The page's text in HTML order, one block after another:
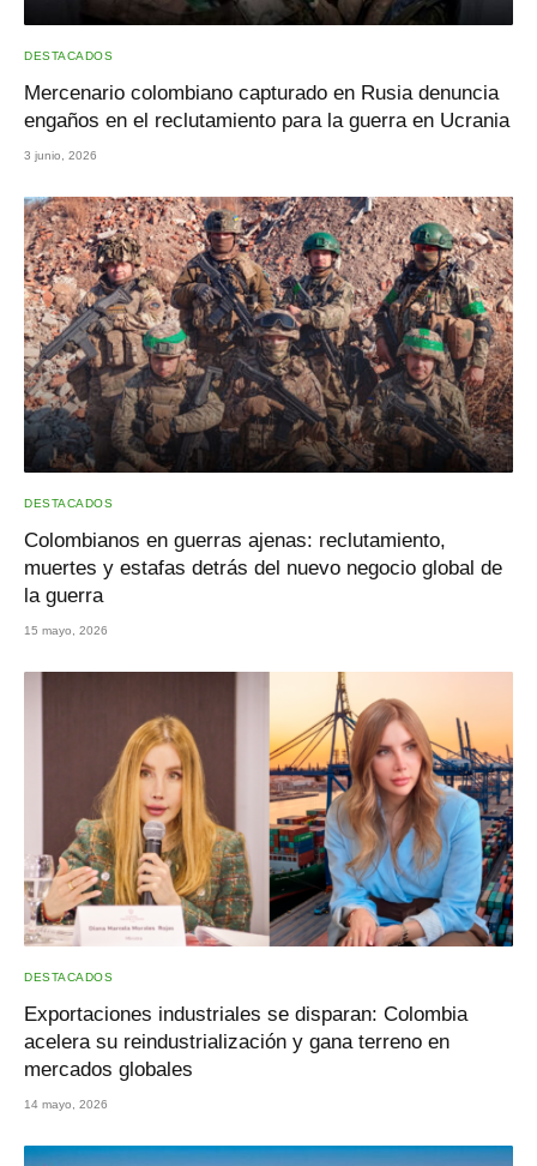
DESTACADOS
Mercenario colombiano capturado en Rusia denuncia
engaños en el reclutamiento para la guerra en Ucrania
3 junio, 2026
DESTACADOS
Colombianos en guerras ajenas: reclutamiento,
muertes y estafas detrás del nuevo negocio global de
la guerra
15 mayo, 2026
DESTACADOS
Exportaciones industriales se disparan: Colombia
acelera su reindustrialización y gana terreno en
mercados globales
14 mayo, 2026